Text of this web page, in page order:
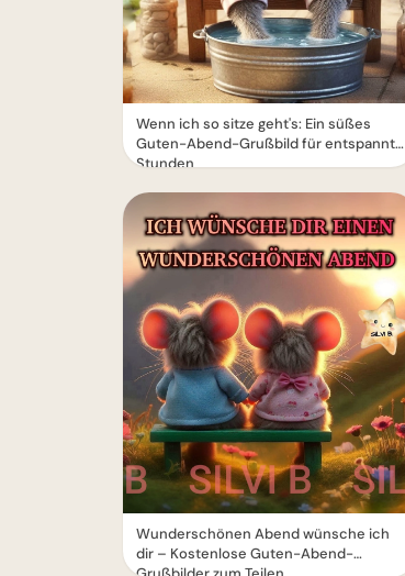
Wenn ich so sitze geht's: Ein süßes
Guten-Abend-Grußbild für entspannte
Stunden
Wunderschönen Abend wünsche ich
dir – Kostenlose Guten-Abend-